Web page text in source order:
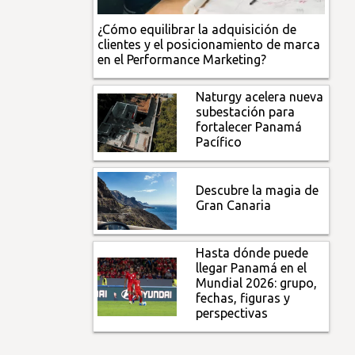
¿Cómo equilibrar la adquisición de
clientes y el posicionamiento de marca
en el Performance Marketing?
Naturgy acelera nueva
subestación para
fortalecer Panamá
Pacífico
Descubre la magia de
Gran Canaria
Hasta dónde puede
llegar Panamá en el
Mundial 2026: grupo,
fechas, figuras y
perspectivas